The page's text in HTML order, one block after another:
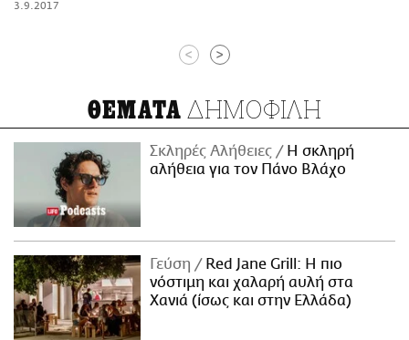
3.9.2017
< >
ΘΕΜΑΤΑ ΔΗΜΟΦΙΛΗ
Σκληρές Αλήθειες
H σκληρή
αλήθεια για τον Πάνο Βλάχο
Γεύση
Red Jane Grill: Η πιο
νόστιμη και χαλαρή αυλή στα
Χανιά (ίσως και στην Ελλάδα)